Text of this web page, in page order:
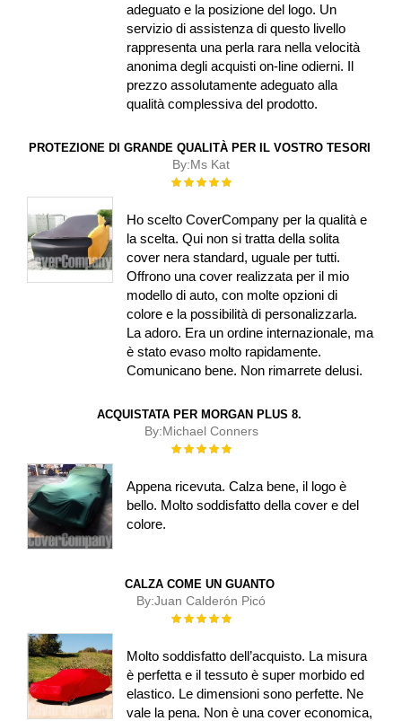
adeguato e la posizione del logo. Un
servizio di assistenza di questo livello
rappresenta una perla rara nella velocità
anonima degli acquisti on-line odierni. Il
prezzo assolutamente adeguato alla
qualità complessiva del prodotto.
PROTEZIONE DI GRANDE QUALITÀ PER IL VOSTRO TESORI
By:Ms Kat
Rating:
Ho scelto CoverCompany per la qualità e
la scelta. Qui non si tratta della solita
cover nera standard, uguale per tutti.
Offrono una cover realizzata per il mio
modello di auto, con molte opzioni di
colore e la possibilità di personalizzarla.
La adoro. Era un ordine internazionale, ma
è stato evaso molto rapidamente.
Comunicano bene. Non rimarrete delusi.
ACQUISTATA PER MORGAN PLUS 8.
By:Michael Conners
Rating:
Appena ricevuta. Calza bene, il logo è
bello. Molto soddisfatto della cover e del
colore.
CALZA COME UN GUANTO
By:Juan Calderón Picó
Rating:
Molto soddisfatto dell’acquisto. La misura
è perfetta e il tessuto è super morbido ed
elastico. Le dimensioni sono perfette. Ne
vale la pena. Non è una cover economica,